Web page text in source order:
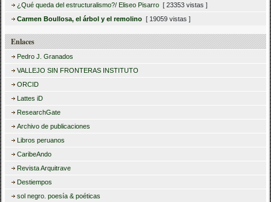
¿Qué queda del estructuralismo?/ Eliseo Pisarro [ 23353 vistas ]
Carmen Boullosa, el árbol y el remolino [ 19059 vistas ]
Enlaces
Pedro J. Granados
VALLEJO SIN FRONTERAS INSTITUTO
ORCID
Lattes iD
ResearchGate
Archivo de publicaciones
Libros peruanos
CaribeAndo
Revista Arquitrave
Destiempos
sol negro. poesía & poéticas